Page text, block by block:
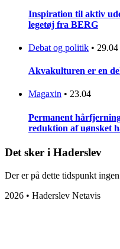
Inspiration til aktiv
legetøj fra BERG
Debat og politik • 29.04
Akvakulturen er en
Magaxin • 23.04
Permanent
reduktion af uønsket
Det sker i Haderslev
Der er på dette tidspunkt
2026 • Haderslev Netavis